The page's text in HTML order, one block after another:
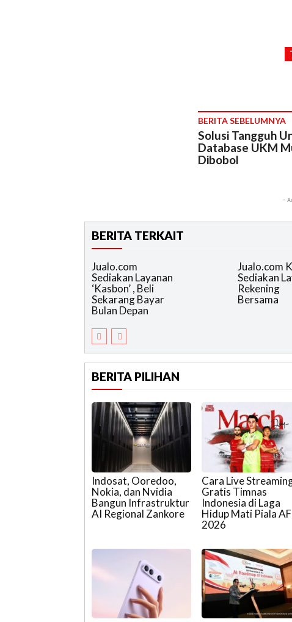
BERITA SEBELUMNYA
Solusi Tangguh
Database UKM
Dibobol
-
BERITA TERKAIT
Jualo.com
Sediakan Layanan
‘Kasbon’ , Beli
Sekarang Bayar
Bulan Depan
Jualo.com
Sediakan
Rekening
Bersama
BERITA PILIHAN
Indosat, Ooredoo,
Nokia, dan Nvidia
Bangun Infrastruktur
AI Regional Zankore
Cara Live
Gratis Timnas
Indonesia di Laga
Hidup Mati Piala
2026